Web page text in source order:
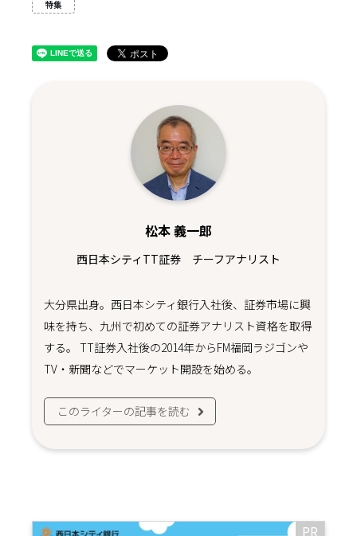
特集
松本 義一郎
西日本シティTT証券 チーフアナリスト
大分県出身。西日本シティ銀行入社後、証券市場に興
味を持ち、九州で初めての証券アナリスト資格を取得
する。 TT証券入社後の2014年からFM福岡ラジゴンや
TV・新聞などでマーケット開設を始める。
このライターの記事を読む
PR